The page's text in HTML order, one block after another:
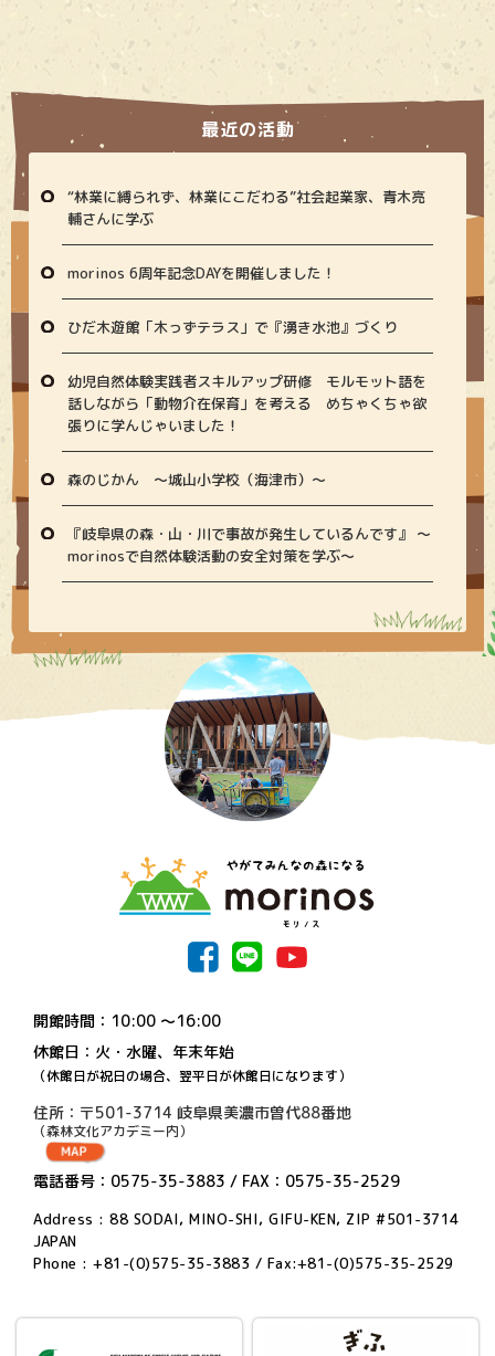
最近の活動
“林業に縛られず、林業にこだわる”社会起業家、青木亮
輔さんに学ぶ
morinos 6周年記念DAYを開催しました！
ひだ木遊館「木っずテラス」で『湧き水池』づくり
幼児自然体験実践者スキルアップ研修 モルモット語を
話しながら「動物介在保育」を考える めちゃくちゃ欲
張りに学んじゃいました！
森のじかん 〜城山小学校（海津市）〜
『岐阜県の森・山・川で事故が発生しているんです』 〜
morinosで自然体験活動の安全対策を学ぶ〜
開館時間：10:00 〜16:00
休館日：火・水曜、年末年始
（休館日が祝日の場合、翌平日が休館日になります）
住所：〒501-3714 岐阜県美濃市曽代88番地
（森林文化アカデミー内）
電話番号：0575-35-3883 / FAX：0575-35-2529
Address : 88 SODAI, MINO-SHI, GIFU-KEN, ZIP #501-3714
JAPAN
Phone : +81-(0)575-35-3883 / Fax:+81-(0)575-35-2529